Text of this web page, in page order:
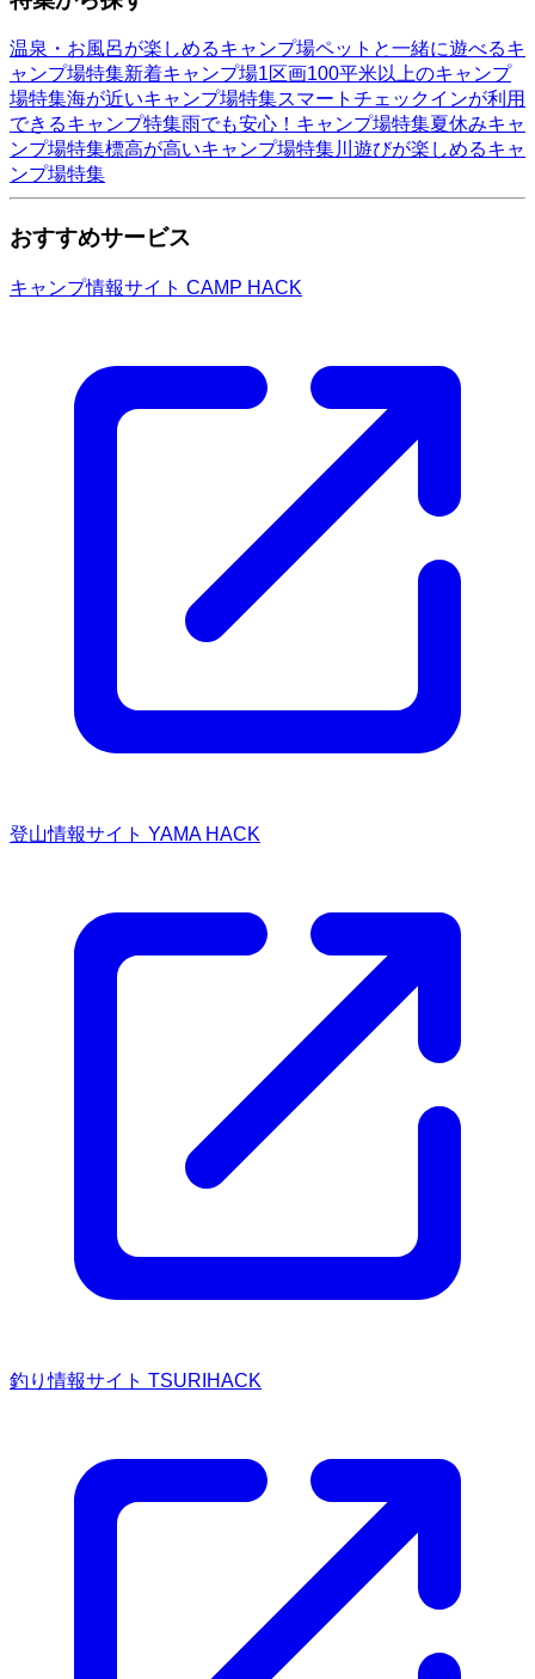
温泉・お風呂が楽しめるキャンプ場ペットと一緒に遊べるキ
ャンプ場特集新着キャンプ場1区画100平米以上のキャンプ
場特集海が近いキャンプ場特集スマートチェックインが利用
できるキャンプ特集雨でも安心！キャンプ場特集夏休みキャ
ンプ場特集標高が高いキャンプ場特集川遊びが楽しめるキャ
ンプ場特集
おすすめサービス
キャンプ情報サイト CAMP HACK
登山情報サイト YAMA HACK
釣り情報サイト TSURIHACK